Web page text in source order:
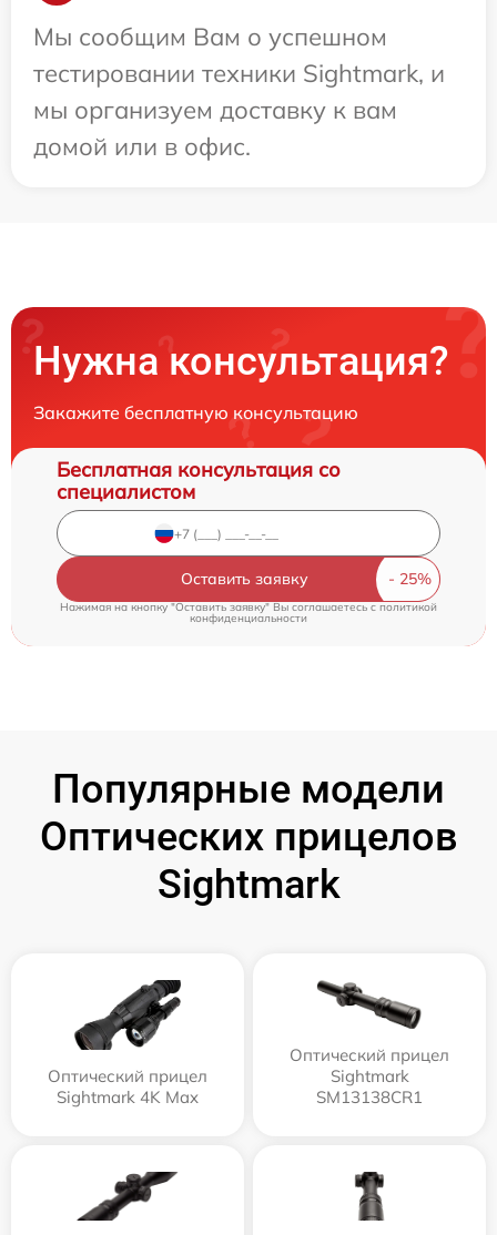
Мы сообщим Вам о успешном
тестировании техники Sightmark, и
мы организуем доставку к вам
домой или в офис.
Нужна консультация?
Закажите бесплатную консультацию
Бесплатная консультация со
специалистом
Оставить заявку
Нажимая на кнопку "Оставить заявку" Вы соглашаетесь c политикой
конфиденциальности
Популярные модели
Оптических прицелов
Sightmark
Оптический прицел
Sightmark 4K Max
Оптический прицел
Sightmark
SM13138CR1